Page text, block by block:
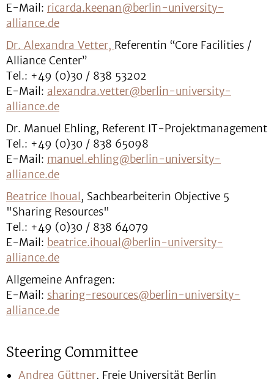
E-Mail: ricarda.keenan@berlin-university-
alliance.de
Dr. Alexandra Vetter, Referentin “Core Facilities /
Alliance Center”
Tel.: +49 (0)30 / 838 53202
E-Mail: alexandra.vetter@berlin-university-
alliance.de
Dr. Manuel Ehling, Referent IT-Projektmanagement
Tel.: +49 (0)30 / 838 65098
E-Mail: manuel.ehling@berlin-university-
alliance.de
Beatrice Ihoual, Sachbearbeiterin Objective 5
"Sharing Resources"
Tel.: +49 (0)30 / 838 64079
E-Mail: beatrice.ihoual@berlin-university-
alliance.de
Allgemeine Anfragen:
E-Mail: sharing-resources@berlin-university-
alliance.de
Steering Committee
Andrea Güttner, Freie Universität Berlin